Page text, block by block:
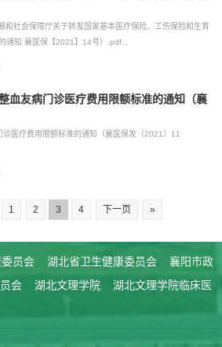
和社会保障厅关于转发国家基本医疗保险、工伤保险和生育
通知 襄医保【2021】14号）.pdf...
血友病门诊医疗费用限额标准的通知（襄
医疗费用限额标准的通知（襄医保发〔2021〕11
1 2 3 4 下一页 »
员会 湖北省卫生健康委员会
襄阳市政
会 湖北文理学院
湖北文理学院临床医